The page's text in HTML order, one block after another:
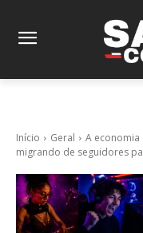
Início Geral
A
migrando de seguidores